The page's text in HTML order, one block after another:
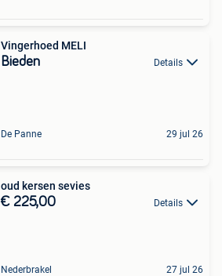
Vingerhoed MELI
Bieden Details
De Panne 29 jul 26
oud kersen sevies
€ 225,00 Details
Nederbrakel 27 jul 26